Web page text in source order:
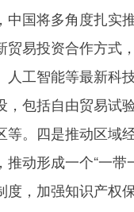
将多角度扎实推
贸易投资合作方式
工智能等最新科
，包括自由贸易试
。四是推动区域
动形成一个“一
度，加强知识产权